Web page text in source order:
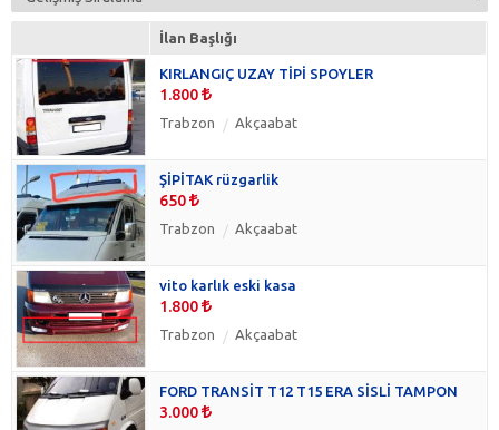
İlan Başlığı
KIRLANGIÇ UZAY TİPİ SPOYLER
1.800
Trabzon Akçaabat
ŞİPİTAK rüzgarlik
650
Trabzon Akçaabat
vito karlık eski kasa
1.800
Trabzon Akçaabat
FORD TRANSİT T12 T15 ERA SİSLİ TAMPON
3.000